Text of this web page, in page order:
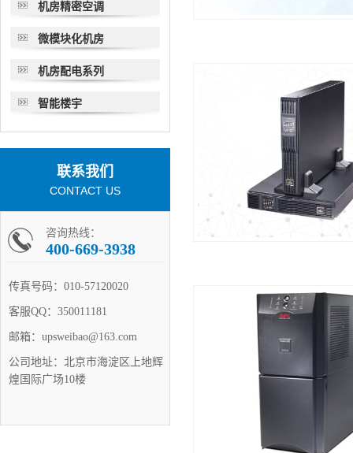
机房精密空调
微模块化机房
机房配电系列
智能楼宇
联系我们
CONTACT US
咨询热线：
400-669-3938
传真号码： 010-57120020
客服QQ： 350011181
邮箱： upsweibao@163.com
公司地址： 北京市海淀区上地辉
煌国际广场10楼